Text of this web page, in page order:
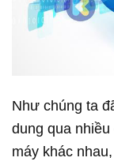
Như chúng ta
dung qua
máy khác